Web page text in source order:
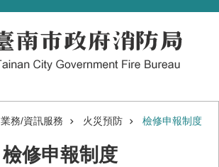
業務/資訊服務 火災預防 檢修申報制度
檢修申報制度